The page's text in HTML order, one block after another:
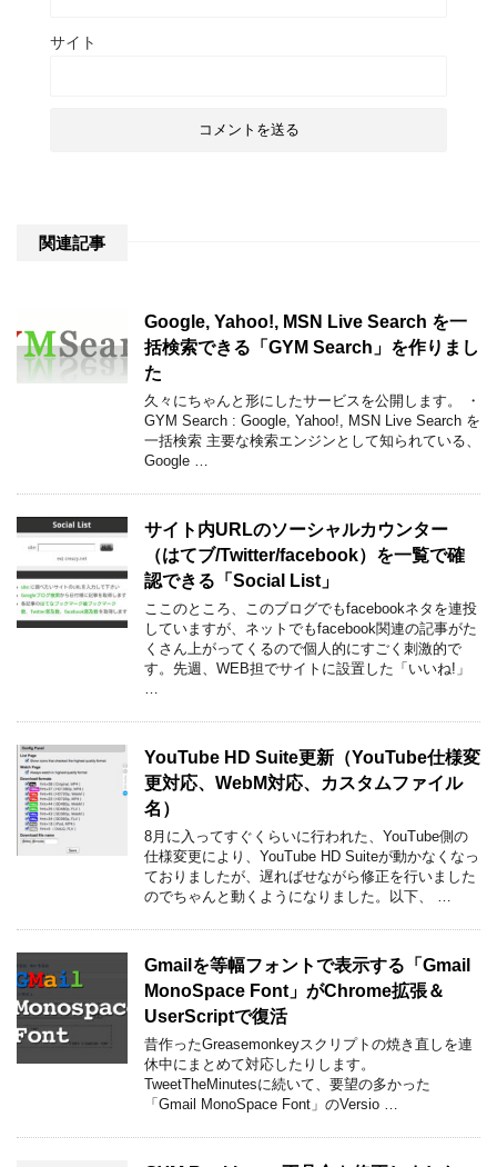
サイト
関連記事
Google, Yahoo!, MSN Live Search を一
括検索できる「GYM Search」を作りまし
た
久々にちゃんと形にしたサービスを公開します。 ・
GYM Search : Google, Yahoo!, MSN Live Search を
一括検索 主要な検索エンジンとして知られている、
Google …
サイト内URLのソーシャルカウンター
（はてブ/Twitter/facebook）を一覧で確
認できる「Social List」
ここのところ、このブログでもfacebookネタを連投
していますが、ネットでもfacebook関連の記事がた
くさん上がってくるので個人的にすごく刺激的で
す。先週、WEB担でサイトに設置した「いいね!」
…
YouTube HD Suite更新（YouTube仕様変
更対応、WebM対応、カスタムファイル
名）
8月に入ってすぐくらいに行われた、YouTube側の
仕様変更により、YouTube HD Suiteが動かなくなっ
ておりましたが、遅ればせながら修正を行いました
のでちゃんと動くようになりました。以下、 …
Gmailを等幅フォントで表示する「Gmail
MonoSpace Font」がChrome拡張＆
UserScriptで復活
昔作ったGreasemonkeyスクリプトの焼き直しを連
休中にまとめて対応したりします。
TweetTheMinutesに続いて、要望の多かった
「Gmail MonoSpace Font」のVersio …